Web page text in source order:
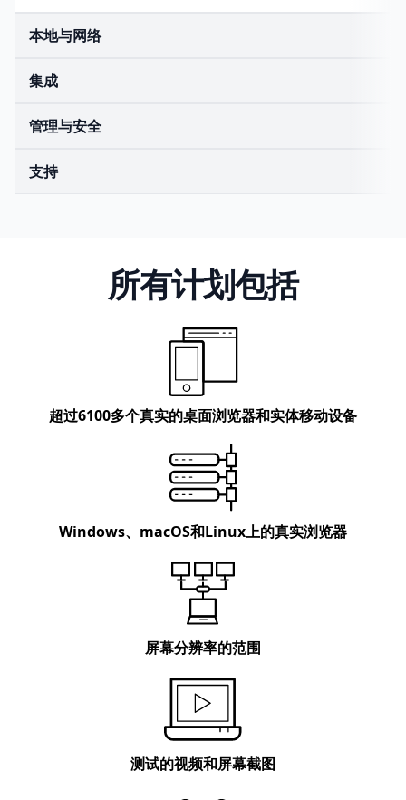
本地与网络
集成
管理与安全
支持
所有计划包括
超过6100多个真实的桌面浏览器和实体移动设备
Windows、macOS和Linux上的真实浏览器
屏幕分辨率的范围
测试的视频和屏幕截图